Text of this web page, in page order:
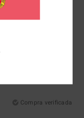
Compra verificada